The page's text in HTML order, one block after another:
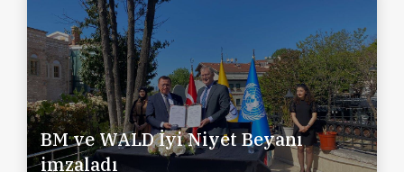
BM ve WALD İyi Niyet Beyanı
imzaladı